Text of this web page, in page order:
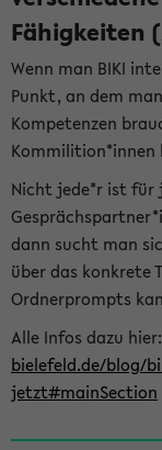
Fähigkeiten
Wenn man BIKI
Punkt, an dem
Kompetenzen
Kommilition*innen
Nicht jede*r ist für
dann sucht man
über das konkrete
Ordnerprompts
Alle Infos dazu hier:
bielefeld.de/blog/
jetzt#mainSection